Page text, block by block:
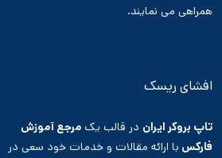
همراهی می نمایند.
افشای ریسک
تاپ بروکر ایران در قالب یک مرجع آموزش
فارکس با ارائه مقالات و خدمات خود سعی در